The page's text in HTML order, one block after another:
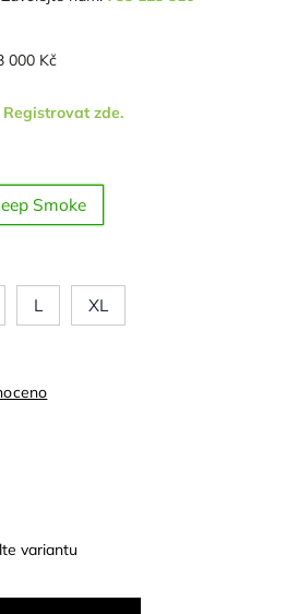
000 Kč
Registrovat zde.
Smoke
L XL
variantu